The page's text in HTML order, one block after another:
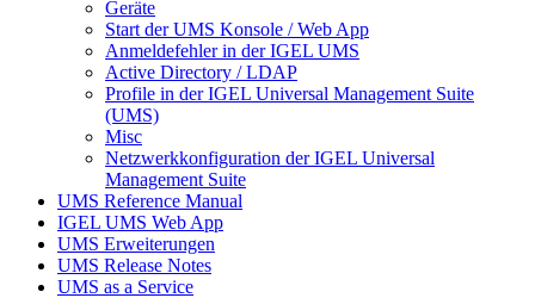
Geräte
Start der UMS Konsole / Web App
Anmeldefehler in der IGEL UMS
Active Directory / LDAP
Profile in der IGEL Universal Management Suite
(UMS)
Misc
Netzwerkkonfiguration der IGEL Universal
Management Suite
UMS Reference Manual
IGEL UMS Web App
UMS Erweiterungen
UMS Release Notes
UMS as a Service